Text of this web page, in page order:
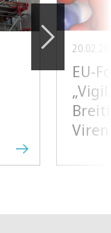
EU-
Viren